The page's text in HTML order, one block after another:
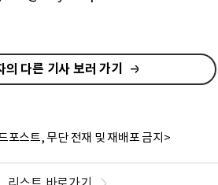
의 다른 기사 보러 가기
포스트, 무단 전재 및 재배포 금지>